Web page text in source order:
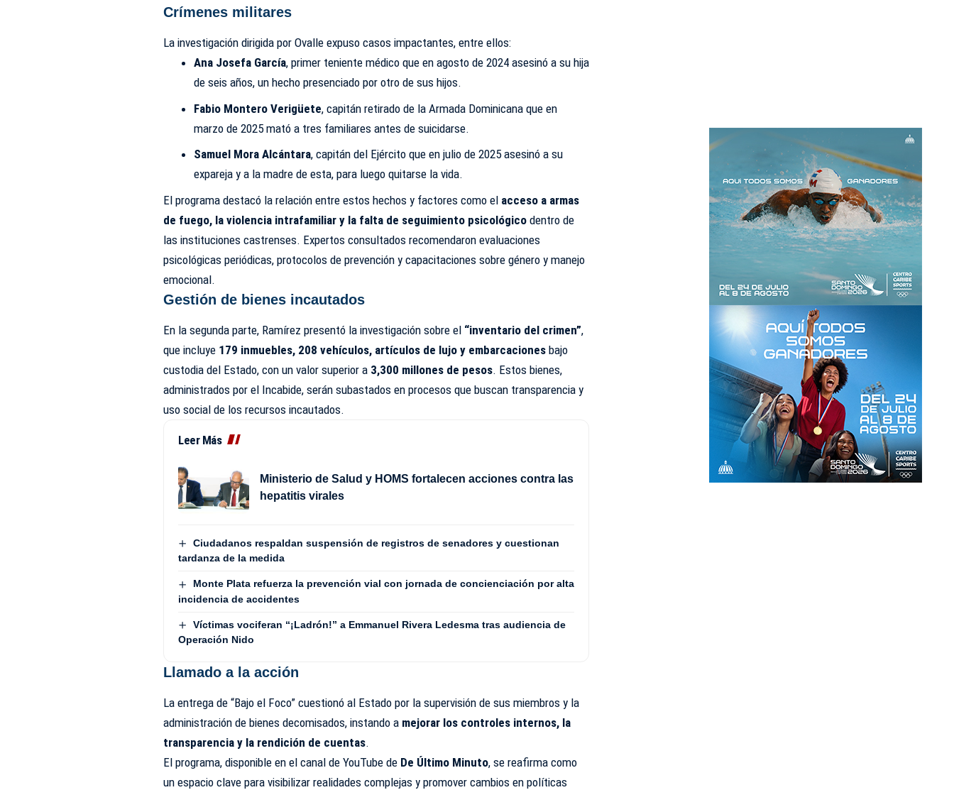
Crímenes militares
La investigación dirigida por Ovalle expuso casos impactantes, entre ellos:
Ana Josefa García, primer teniente médico que en agosto de 2024 asesinó a su hija
de seis años, un hecho presenciado por otro de sus hijos.
Fabio Montero Verigüete, capitán retirado de la Armada Dominicana que en
marzo de 2025 mató a tres familiares antes de suicidarse.
Samuel Mora Alcántara, capitán del Ejército que en julio de 2025 asesinó a su
expareja y a la madre de esta, para luego quitarse la vida.
El programa destacó la relación entre estos hechos y factores como el acceso a armas
de fuego, la violencia intrafamiliar y la falta de seguimiento psicológico dentro de
las instituciones castrenses. Expertos consultados recomendaron evaluaciones
psicológicas periódicas, protocolos de prevención y capacitaciones sobre género y manejo
emocional.
Gestión de bienes incautados
En la segunda parte, Ramírez presentó la investigación sobre el “inventario del crimen”,
que incluye 179 inmuebles, 208 vehículos, artículos de lujo y embarcaciones bajo
custodia del Estado, con un valor superior a 3,300 millones de pesos. Estos bienes,
administrados por el Incabide, serán subastados en procesos que buscan transparencia y
uso social de los recursos incautados.
Leer Más
Ministerio de Salud y HOMS fortalecen acciones contra las
hepatitis virales
Ciudadanos respaldan suspensión de registros de senadores y cuestionan
tardanza de la medida
Monte Plata refuerza la prevención vial con jornada de concienciación por alta
incidencia de accidentes
Víctimas vociferan “¡Ladrón!” a Emmanuel Rivera Ledesma tras audiencia de
Operación Nido
Llamado a la acción
La entrega de “Bajo el Foco” cuestionó al Estado por la supervisión de sus miembros y la
administración de bienes decomisados, instando a mejorar los controles internos, la
transparencia y la rendición de cuentas.
El programa, disponible en el canal de YouTube de De Último Minuto, se reafirma como
un espacio clave para visibilizar realidades complejas y promover cambios en políticas